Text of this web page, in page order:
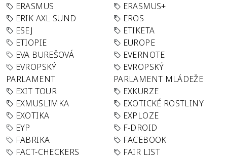
ERASMUS
ERASMUS+
ERIK AXL SUND
EROS
ESEJ
ETIKETA
ETIOPIE
EUROPE
EVA BUREŠOVÁ
EVERNOTE
EVROPSKÝ
PARLAMENT
EVROPSKÝ
PARLAMENT MLÁDEŽE
EXIT TOUR
EXKURZE
EXMUSLIMKA
EXOTICKÉ ROSTLINY
EXOTIKA
EXPLOZE
EYP
F-DROID
FABRIKA
FACEBOOK
FACT-CHECKERS
FAIR LIST